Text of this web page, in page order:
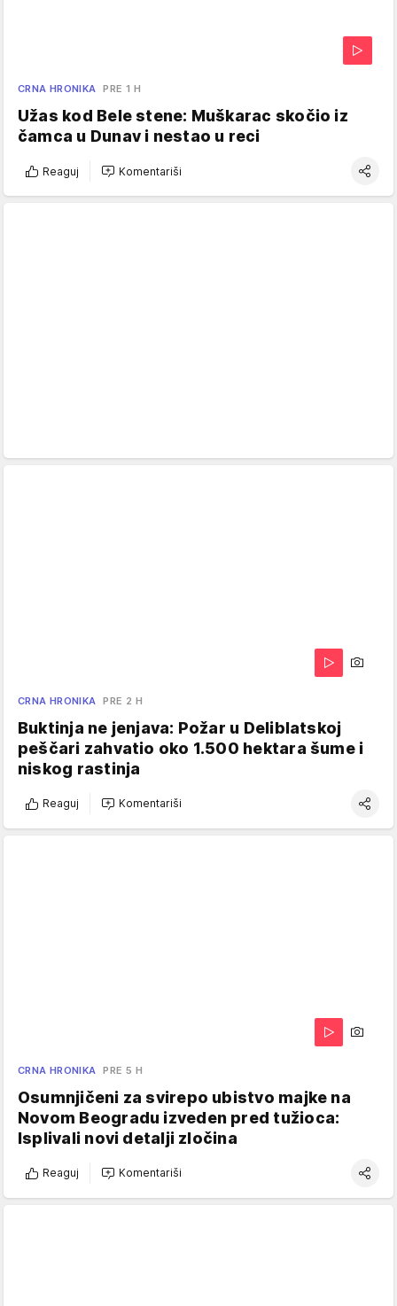
CRNA HRONIKA PRE 1 H
Užas kod Bele stene: Muškarac skočio iz
čamca u Dunav i nestao u reci
Reaguj Komentariši
CRNA HRONIKA PRE 2 H
Buktinja ne jenjava: Požar u Deliblatskoj
peščari zahvatio oko 1.500 hektara šume i
niskog rastinja
Reaguj Komentariši
CRNA HRONIKA PRE 5 H
Osumnjičeni za svirepo ubistvo majke na
Novom Beogradu izveden pred tužioca:
Isplivali novi detalji zločina
Reaguj Komentariši